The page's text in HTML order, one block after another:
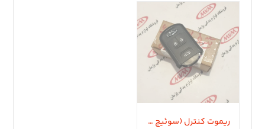
ریموت کنترل (سوئیچ هوشمند) آریزو ۵، آریزو ۶، آریزو ۶ پرو، تیگو ۵ (قدیم) و تیگو ۷ (قدیم)